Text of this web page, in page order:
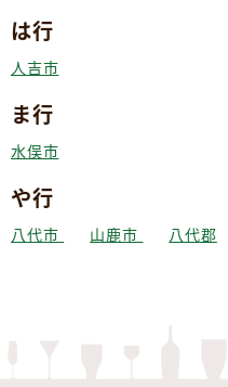
は行
人吉市
ま行
水俣市
や行
八代市 山鹿市 八代郡